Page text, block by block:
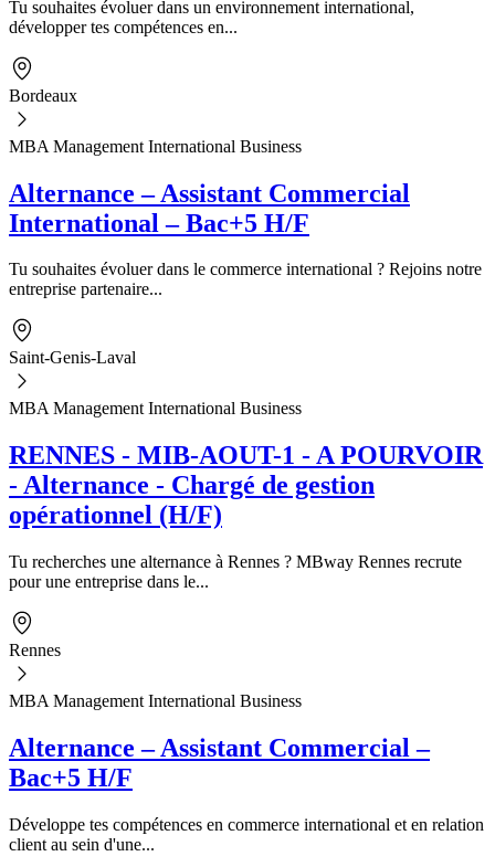
Tu souhaites évoluer dans un environnement international,
développer tes compétences en...
Bordeaux
MBA Management International Business
Alternance – Assistant Commercial
International – Bac+5 H/F
Tu souhaites évoluer dans le commerce international ? Rejoins notre
entreprise partenaire...
Saint-Genis-Laval
MBA Management International Business
RENNES - MIB-AOUT-1 - A POURVOIR
- Alternance - Chargé de gestion
opérationnel (H/F)
Tu recherches une alternance à Rennes ? MBway Rennes recrute
pour une entreprise dans le...
Rennes
MBA Management International Business
Alternance – Assistant Commercial –
Bac+5 H/F
Développe tes compétences en commerce international et en relation
client au sein d'une...